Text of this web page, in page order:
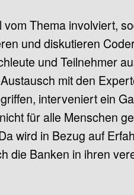
Thema involviert,
und diskutieren
und Teilnehmer
mit den
interveniert ein
für alle Menschen
wird in Bezug auf
die Banken in ihren